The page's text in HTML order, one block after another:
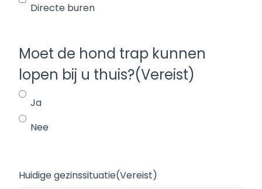
Directe buren
Moet de hond trap kunnen
lopen bij u thuis?(Vereist)
Ja
Nee
Huidige gezinssituatie(Vereist)